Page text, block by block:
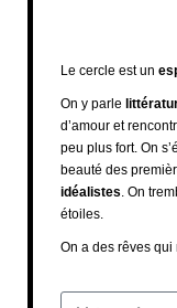
Le cercle est un
On y parle
d’amour et
peu plus fort. On
beauté des
idéalistes . On
étoiles.
On a des rêves qui